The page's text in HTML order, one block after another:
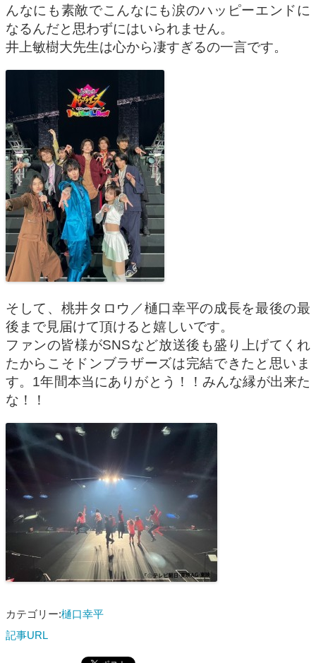
んなにも素敵でこんなにも涙のハッピーエンドに
なるんだと思わずにはいられません。
井上敏樹大先生は心から凄すぎるの一言です。
そして、桃井タロウ／樋口幸平の成長を最後の最
後まで見届けて頂けると嬉しいです。
ファンの皆様がSNSなど放送後も盛り上げてくれ
たからこそドンブラザーズは完結できたと思いま
す。1年間本当にありがとう！！みんな縁が出来た
な！！
カテゴリー:樋口幸平
記事URL